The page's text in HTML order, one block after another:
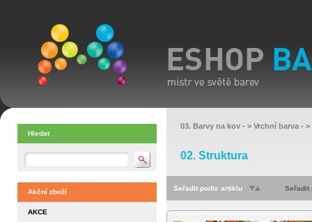
Hledat
Akční zboží
AKCE
03. Barvy na kov - > Vrchní barva - >
02. Struktura
Seřadit podle artiklu Seřadit